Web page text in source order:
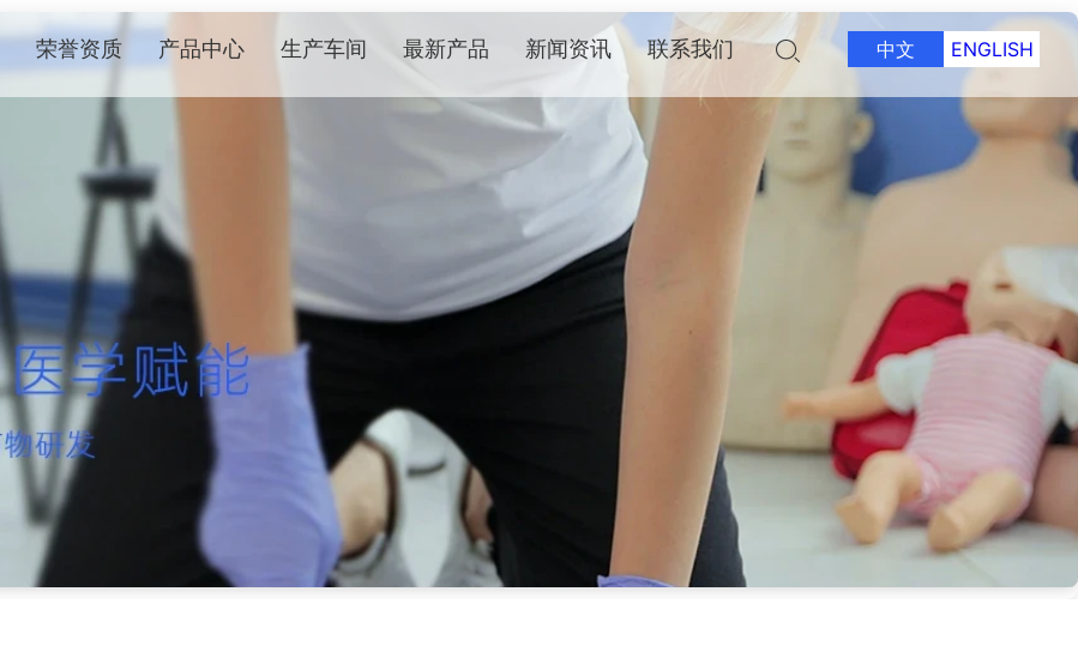
荣誉资质 产品中心 生产车间 最新产品 新闻资讯 联系我们 中文 ENGLISH